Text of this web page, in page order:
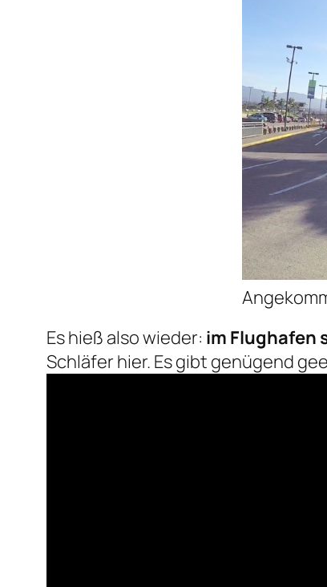
Es hieß also wieder: im Flughafen
Schläfer hier. Es gibt genügend